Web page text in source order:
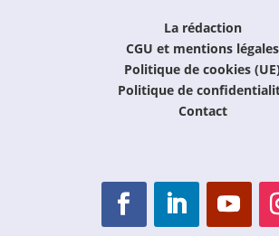
La rédaction
CGU et mentions légales
Politique de cookies
Politique de
Contact